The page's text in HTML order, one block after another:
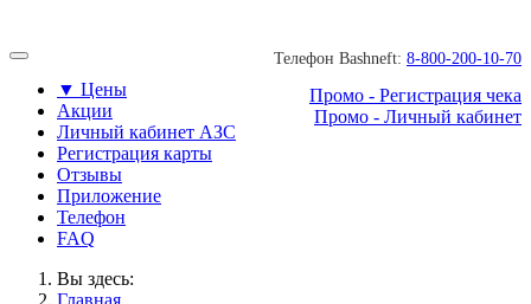
Телефон Bashneft: 8-800-200-10-70
Промо - Регистрация чека
Промо - Личный кабинет
▼ Цены
Акции
Личный кабинет АЗС
Регистрация карты
Отзывы
Приложение
Телефон
FAQ
Вы здесь:
Главная